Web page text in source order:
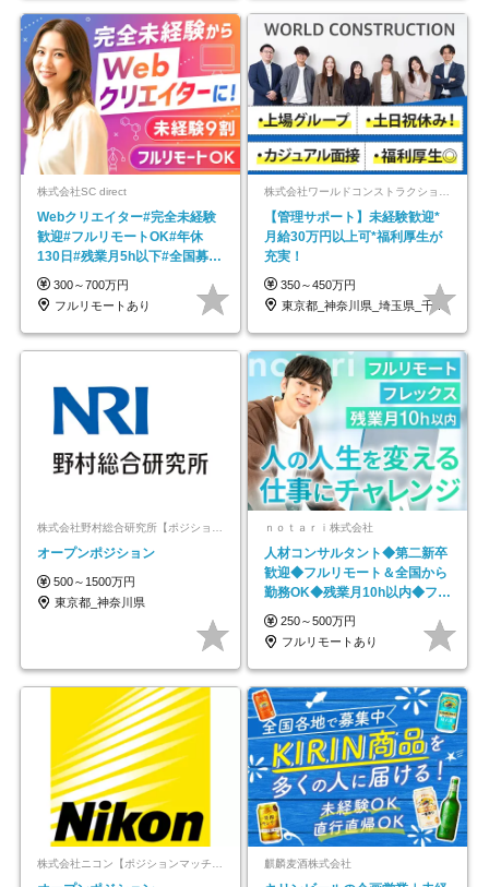
株式会社SC direct
Webクリエイター#完全未経験
歓迎#フルリモートOK#年休
130日#残業月5h以下#全国募集
#最大1年の研修
300～700万円
フルリモートあり
【管理サポート】未経験歓迎*
月給30万円以上可*福利厚生が
充実！
350～450万円
東京都_神奈川県_埼玉県_千葉県_大阪府…
オープンポジション
500～1500万円
東京都_神奈川県
ｎｏｔａｒｉ株式会社
人材コンサルタント◆第二新卒
歓迎◆フルリモート＆全国から
勤務OK◆残業月10h以内◆フレ
ックス制
250～500万円
フルリモートあり
株式会社ニコン【ポジションマッチ登録】 麒麟麦酒株式会社